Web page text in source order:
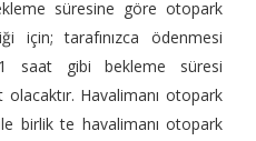
süresine göre otopark
için; tarafınızca ödenmesi
saat gibi bekleme süresi
Havalimanı otopark
ile birlik te havalimanı otopark